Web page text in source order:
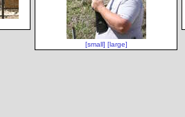
[small] [large]